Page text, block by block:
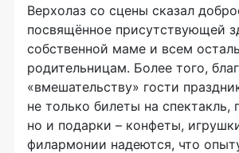
Верхолаз со сцены сказал
посвящённое присутствующей
собственной маме и всем
родительницам. Более того,
«вмешательству» гости
не только билеты на спектакль,
но и подарки – конфеты,
филармонии надеются, что